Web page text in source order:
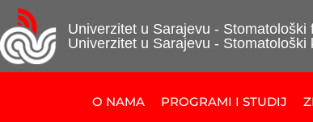
Univerzitet u Sarajevu - Stomatološki
Univerzitet u Sarajevu - Stomatološki
O NAMA PROGRAMI I STUDIJ